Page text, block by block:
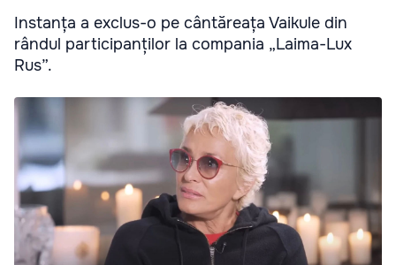
Instanța a exclus-o pe cântăreața Vaikule din
rândul participanților la compania „Laima-Lux
Rus”.